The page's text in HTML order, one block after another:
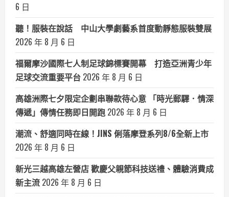
6 日
聽！服裝在說話 中山大學劇藝系首度動靜態服裝雙展
2026 年 8 月 6 日
福爾摩沙國際七人制足球錦標賽開幕 打造亞洲青少年
足球交流重要平台 2026 年 8 月 6 日
高雄洲際七夕限定企劃串聯款待心意 「時光郵驛．情深
傳遞」傳情任務即日開跑 2026 年 8 月 6 日
潮流、舒適同時在線！JINS 俐落摩登系列8/6全新上市
2026 年 8 月 6 日
新光三越高雄左營店 歡慶父親節科技送禮、體驗消費成
新主流 2026 年 8 月 6 日